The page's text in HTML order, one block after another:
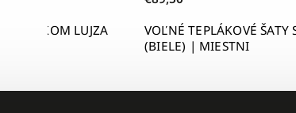
OPASKOM LUJZA
VOĽNÉ TEPLÁKOVÉ ŠATY
(BIELE) | MIESTNI